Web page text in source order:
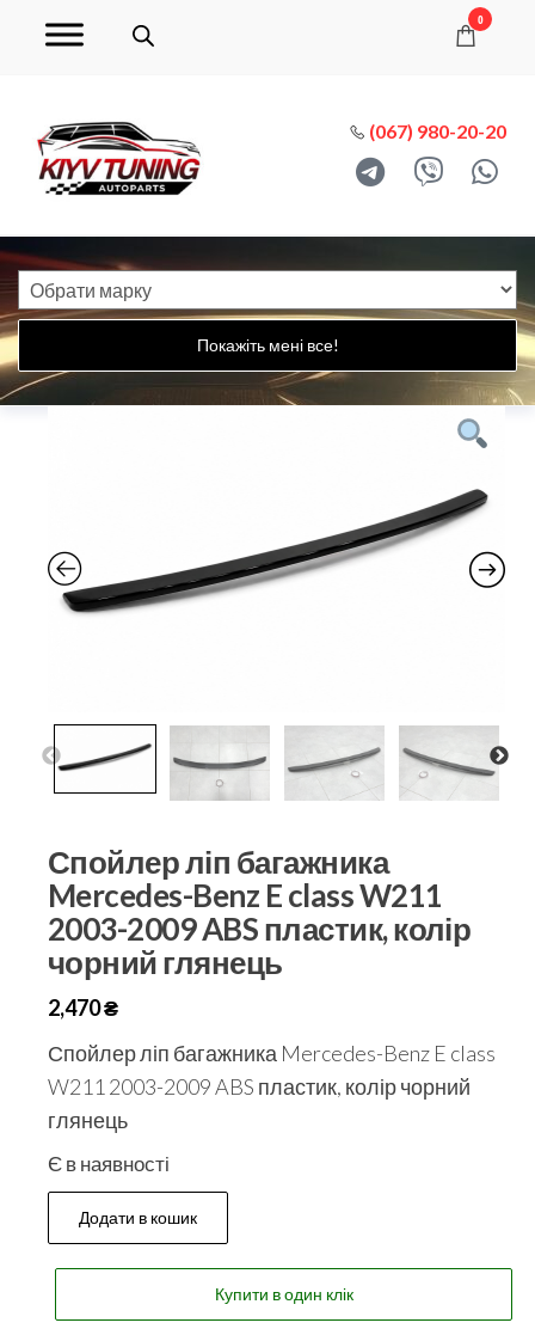
0
(067) 980-20-20
Покажіть мені все!
Спойлер ліп багажника
Mercedes-Benz E class W211
2003-2009 ABS пластик, колір
чорний глянець
2,470₴
Спойлер ліп багажника Mercedes-Benz E class
W211 2003-2009 ABS пластик, колір чорний
глянець
Є в наявності
Додати в кошик
Купити в один клік